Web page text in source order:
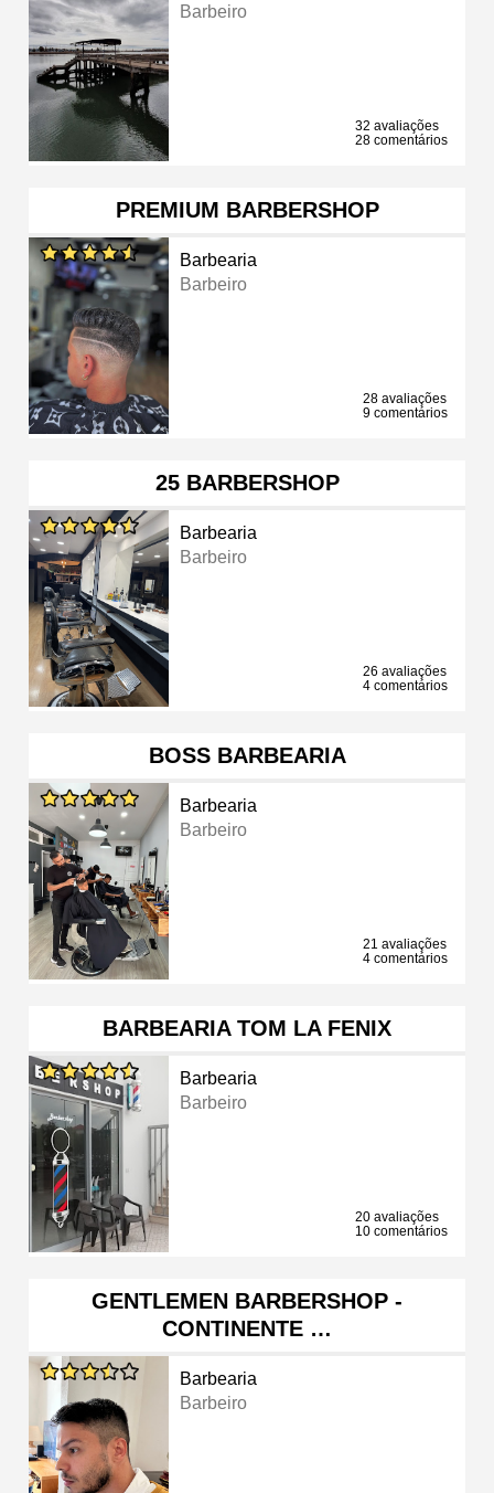
Barbeiro
32 avaliações
28 comentários
PREMIUM BARBERSHOP
Barbearia
Barbeiro
28 avaliações
9 comentários
25 BARBERSHOP
Barbearia
Barbeiro
26 avaliações
4 comentários
BOSS BARBEARIA
Barbearia
Barbeiro
21 avaliações
4 comentários
BARBEARIA TOM LA FENIX
Barbearia
Barbeiro
20 avaliações
10 comentários
GENTLEMEN BARBERSHOP -
CONTINENTE …
Barbearia
Barbeiro